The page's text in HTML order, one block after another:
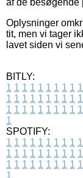
Oplysninger
tit, men vi tager
lavet siden vi
BITLY:
1 1 1 1 1 1 1 1 1 1
1 1 1 1 1 1 1 1 1 1
1 1 1 1 1 1 1 1 1 1
1
SPOTIFY:
1 1 1 1 1 1 1 1 1 1
1 1 1 1 1 1 1 1 1 1
1 1 1 1 1 1 1 1 1 1
1